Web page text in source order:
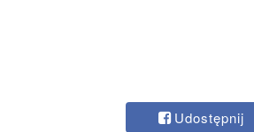
Udostępnij